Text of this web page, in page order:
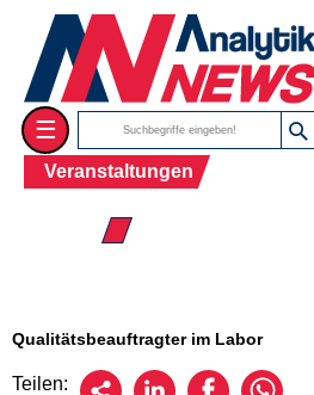
☰
Veranstaltungen
☰ 2026
Qualitätsbeauftragter im Labor
Teilen: